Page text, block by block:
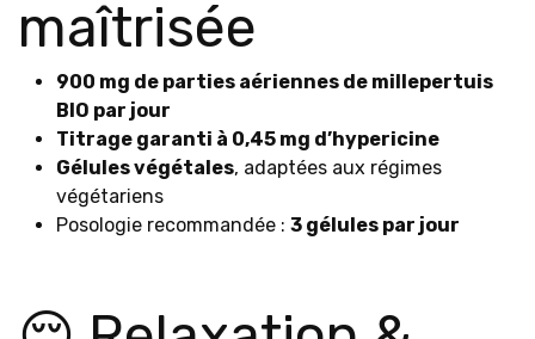
maîtrisée
900 mg de parties aériennes de millepertuis
BIO par jour
Titrage garanti à 0,45 mg d’hypericine
Gélules végétales, adaptées aux régimes
végétariens
Posologie recommandée : 3 gélules par jour